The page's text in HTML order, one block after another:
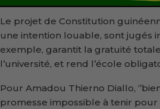
Le projet de Constitution
une intention louable, sont jugés
exemple, garantit la gratuité
l’université, et rend l’école
Pour Amadou Thierno Diallo,
promesse impossible à tenir